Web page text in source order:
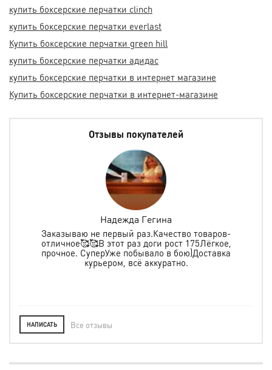
купить боксерские перчатки clinch
купить боксерские перчатки everlast
Купить боксерские перчатки green hill
купить боксерские перчатки адидас
купить боксерские перчатки в интернет магазине
Купить боксерские перчатки в интернет-магазине
Отзывы покупателей
Надежда Гегина
Заказываю не первый раз.Качество товаров-
отличное🥰🥰В этот раз доги рост 175Лёгкое,
прочное. СуперУже побывало в бою)Доставка
курьером, всё аккуратно.
НАПИСАТЬ Все отзывы